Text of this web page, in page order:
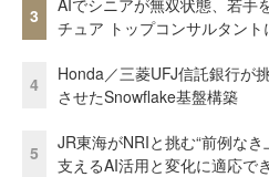
3
チュア トップコンサルタント
4
Honda／三菱UFJ信託銀行が
させたSnowflake基盤構築
5
JR東海がNRIと挑む“前例な
支えるAI活用と変化に適応で